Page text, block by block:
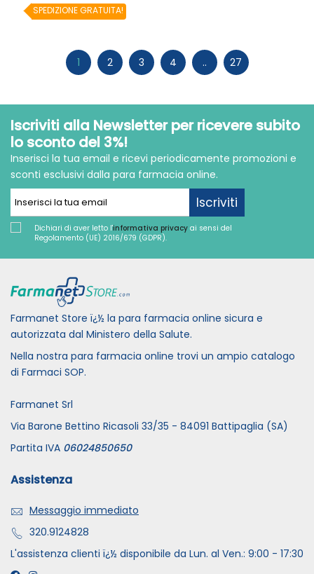
SPEDIZIONE GRATUITA!
1 2 3 4 .. 27
Iscriviti alla Newsletter per ricevere subito
lo sconto del 3%!
Inserisci la tua email e ricevi periodicamente promozioni e
sconti esclusivi dalla para farmacia online.
Iscriviti
Dichiari di aver letto l'informativa privacy ai sensi del
Regolamento (UE) 2016/679 (GDPR).
Farmanet Store ï¿½ la para farmacia online sicura e
autorizzata dal Ministero della Salute.
Nella nostra para farmacia online trovi un ampio catalogo
di Farmaci SOP.
Farmanet Srl
Via Barone Bettino Ricasoli 33/35 - 84091 Battipaglia (SA)
Partita IVA 06024850650
Assistenza
Messaggio immediato
320.9124828
L'assistenza clienti ï¿½ disponibile da Lun. al Ven.: 9:00 - 17:30